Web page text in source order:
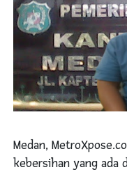
Medan,
kebersihan yang ada